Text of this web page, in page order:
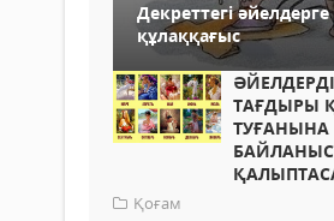
Декреттегі әйелдерге
құлаққағыс
ТАҒДЫРЫ
ТУҒАНЫНА
Қоғам